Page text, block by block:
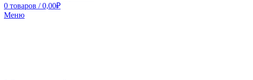
0 товаров / 0,00₽
Меню